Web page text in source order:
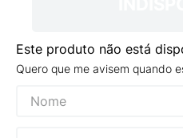
Este produto não está
Quero que me avisem quando